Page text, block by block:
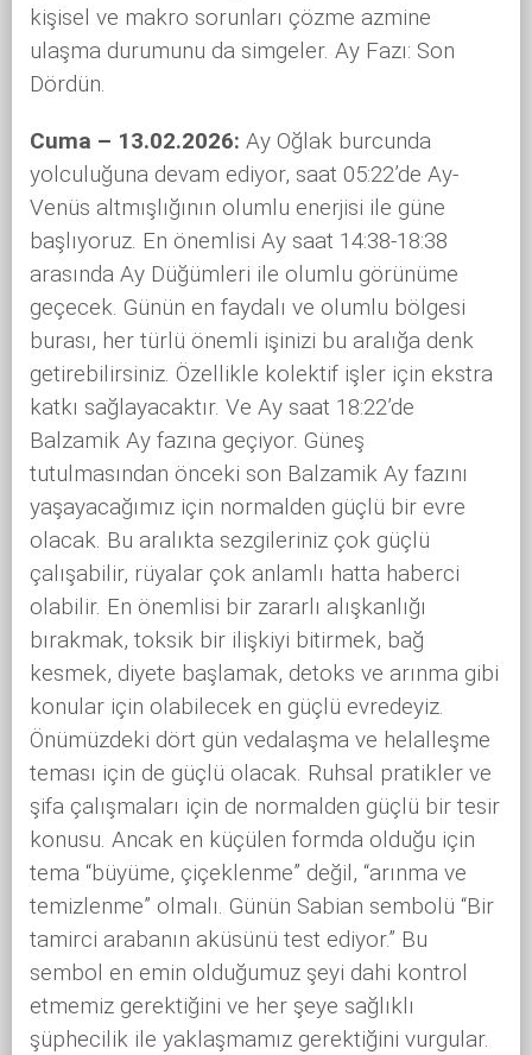
kişisel ve makro sorunları çözme azmine
ulaşma durumunu da simgeler. Ay Fazı: Son
Dördün.
Cuma – 13.02.2026: Ay Oğlak burcunda
yolculuğuna devam ediyor, saat 05:22’de Ay-
Venüs altmışlığının olumlu enerjisi ile güne
başlıyoruz. En önemlisi Ay saat 14:38-18:38
arasında Ay Düğümleri ile olumlu görünüme
geçecek. Günün en faydalı ve olumlu bölgesi
burası, her türlü önemli işinizi bu aralığa denk
getirebilirsiniz. Özellikle kolektif işler için ekstra
katkı sağlayacaktır. Ve Ay saat 18:22’de
Balzamik Ay fazına geçiyor. Güneş
tutulmasından önceki son Balzamik Ay fazını
yaşayacağımız için normalden güçlü bir evre
olacak. Bu aralıkta sezgileriniz çok güçlü
çalışabilir, rüyalar çok anlamlı hatta haberci
olabilir. En önemlisi bir zararlı alışkanlığı
bırakmak, toksik bir ilişkiyi bitirmek, bağ
kesmek, diyete başlamak, detoks ve arınma gibi
konular için olabilecek en güçlü evredeyiz.
Önümüzdeki dört gün vedalaşma ve helalleşme
teması için de güçlü olacak. Ruhsal pratikler ve
şifa çalışmaları için de normalden güçlü bir tesir
konusu. Ancak en küçülen formda olduğu için
tema “büyüme, çiçeklenme” değil, “arınma ve
temizlenme” olmalı. Günün Sabian sembolü “Bir
tamirci arabanın aküsünü test ediyor.” Bu
sembol en emin olduğumuz şeyi dahi kontrol
etmemiz gerektiğini ve her şeye sağlıklı
şüphecilik ile yaklaşmamız gerektiğini vurgular.